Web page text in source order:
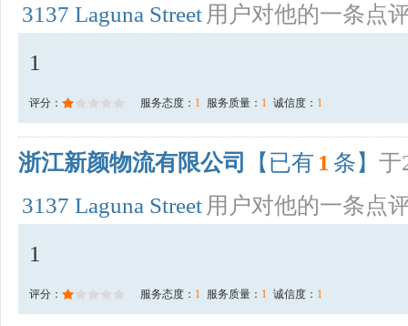
3137 Laguna Street 用户对他的一条点
1
评分： 服务态度： 1 服务质量： 1 诚信度： 1
浙江新颜物流有限公司 【已有 1 条】 于
3137 Laguna Street 用户对他的一条点
1
评分： 服务态度： 1 服务质量： 1 诚信度： 1